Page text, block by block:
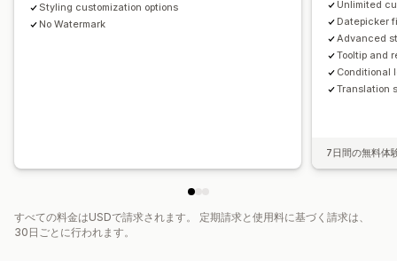
Styling customization options
No Watermark
Unlimited
Datepicker
Advanced
Tooltip and
Conditional
Translation
7日間の無料体
すべての料金はUSDで請求されます。 定期請求と使用料に基づく請求は、
30日ごとに行われます。